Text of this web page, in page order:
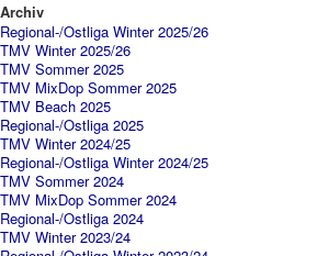
Archiv
Regional-/Ostliga Winter 2025/26
TMV Winter 2025/26
TMV Sommer 2025
TMV MixDop Sommer 2025
TMV Beach 2025
Regional-/Ostliga 2025
TMV Winter 2024/25
Regional-/Ostliga Winter 2024/25
TMV Sommer 2024
TMV MixDop Sommer 2024
Regional-/Ostliga 2024
TMV Winter 2023/24